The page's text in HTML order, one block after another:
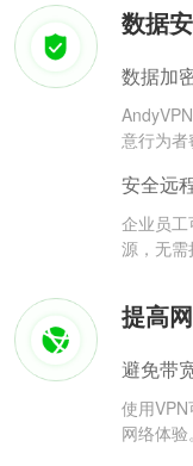
数据
数据加
意行为者
安全远
企业员
源，无需
提高
避免带
使用
网络体验。